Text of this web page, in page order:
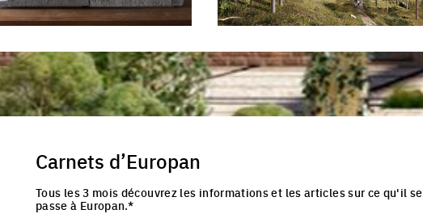
Carnets d’Europan
Tous les 3 mois découvrez les informations et les articles sur ce qu'il se
passe à Europan.*